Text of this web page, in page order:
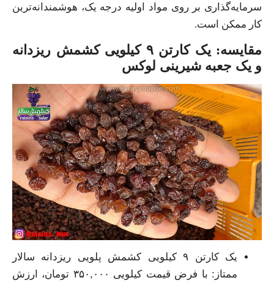
سرمایه‌گذاری بر روی مواد اولیه درجه یک، هوشمندانه‌ترین
کار ممکن است.
مقایسه: یک کارتن ۹ کیلویی کشمش ریزدانه
و یک جعبه شیرینی لوکس
یک کارتن ۹ کیلویی کشمش پلویی ریزدانه سالار
ممتاز: با فرض قیمت کیلویی ۳۵۰,۰۰۰ تومان، ارزش